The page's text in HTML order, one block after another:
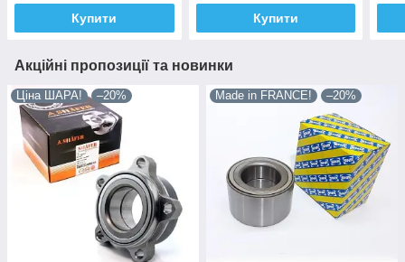
Купити Купити
Акційні пропозиції та новинки
Ціна ШАРА! –20% Made in FRANCE! –20%